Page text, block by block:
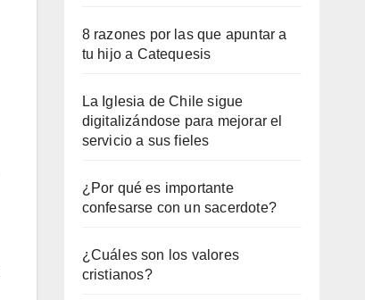
8 razones por las que apuntar a
tu hijo a Catequesis
La Iglesia de Chile sigue
digitalizándose para mejorar el
servicio a sus fieles
¿Por qué es importante
confesarse con un sacerdote?
¿Cuáles son los valores
cristianos?